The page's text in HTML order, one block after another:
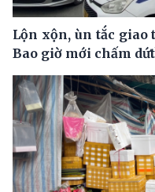
Lộn xộn, ùn tắc
Bao giờ mới chấm